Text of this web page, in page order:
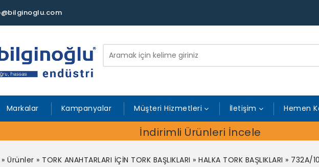
Markalar Kampanyalar Müşteri Hizmetleri İletişim Hemen
İndirimli Ürünleri İncele
»Ürünler » TORK ANAHTARLARI İÇİN TORK BAŞLIKLARI »HALKA TORK BAŞLIKLARI » 732A/